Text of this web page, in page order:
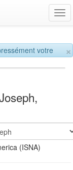
×
votre
(ISNA)